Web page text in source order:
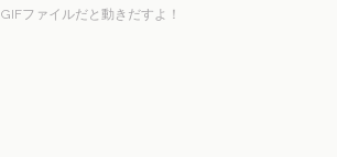
GIFファイルだと動きだすよ！